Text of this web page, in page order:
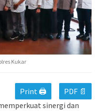
Kukar
Print 🖨
PDF 📄
sinergi dan